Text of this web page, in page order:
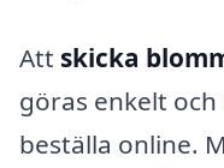
Att skicka
göras enkelt
beställa online.